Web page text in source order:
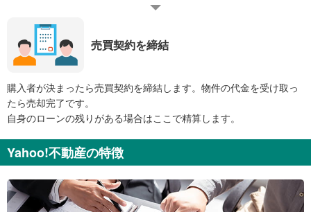
売買契約を締結
購入者が決まったら売買契約を締結します。物件の代金を受け取っ
たら売却完了です。
自身のローンの残りがある場合はここで精算します。
Yahoo!不動産の特徴